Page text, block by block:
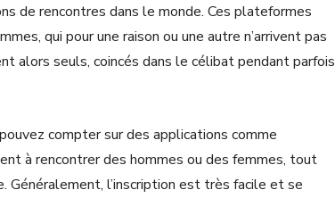
de rencontres dans le monde. Ces plateformes
qui pour une raison ou une autre n’arrivent pas
alors seuls, coincés dans le célibat pendant parfois
compter sur des applications comme
à rencontrer des hommes ou des femmes, tout
Généralement, l’inscription est très facile et se